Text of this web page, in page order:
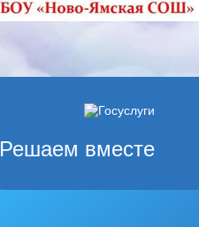
Решаем вместе